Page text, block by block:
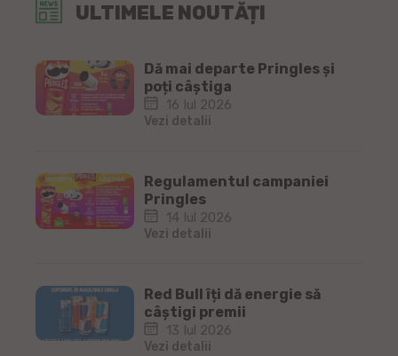
ULTIMELE NOUTĂȚI
Dă mai departe Pringles și
poți câștiga
16 Iul 2026
Vezi detalii
Regulamentul campaniei
Pringles
14 Iul 2026
Vezi detalii
Red Bull îți dă energie să
câștigi premii
13 Iul 2026
Vezi detalii